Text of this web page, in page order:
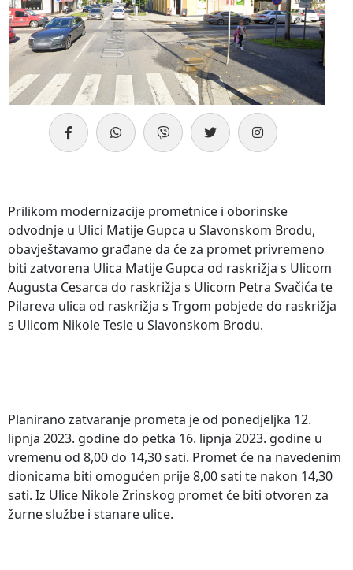
Prilikom modernizacije prometnice i oborinske
odvodnje u Ulici Matije Gupca u Slavonskom Brodu,
obavještavamo građane da će za promet privremeno
biti zatvorena Ulica Matije Gupca od raskrižja s Ulicom
Augusta Cesarca do raskrižja s Ulicom Petra Svačića te
Pilareva ulica od raskrižja s Trgom pobjede do raskrižja
s Ulicom Nikole Tesle u Slavonskom Brodu.
Planirano zatvaranje prometa je od ponedjeljka 12.
lipnja 2023. godine do petka 16. lipnja 2023. godine u
vremenu od 8,00 do 14,30 sati. Promet će na navedenim
dionicama biti omogućen prije 8,00 sati te nakon 14,30
sati. Iz Ulice Nikole Zrinskog promet će biti otvoren za
žurne službe i stanare ulice.